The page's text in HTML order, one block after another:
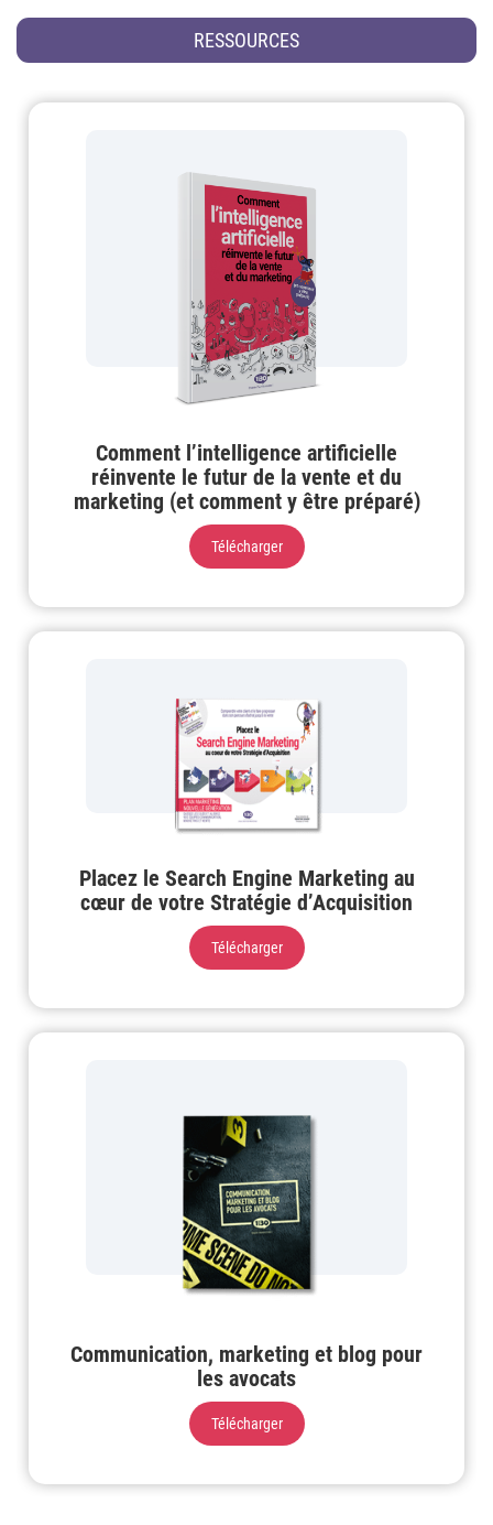
RESSOURCES
Comment l’intelligence artificielle
réinvente le futur de la vente et du
marketing (et comment y être préparé)
Télécharger
Placez le Search Engine Marketing au
cœur de votre Stratégie d’Acquisition
Télécharger
Communication, marketing et blog pour
les avocats
Télécharger